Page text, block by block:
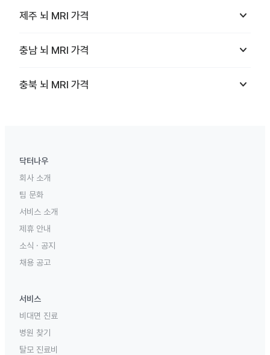
제주 뇌 MRI 가격 keyboard_arrow_down
충남 뇌 MRI 가격 keyboard_arrow_down
충북 뇌 MRI 가격 keyboard_arrow_down
닥터나우
회사 소개
팀 문화
서비스 소개
제휴 안내
소식 · 공지
채용 공고
서비스
비대면 진료
병원 찾기
탈모 진료비